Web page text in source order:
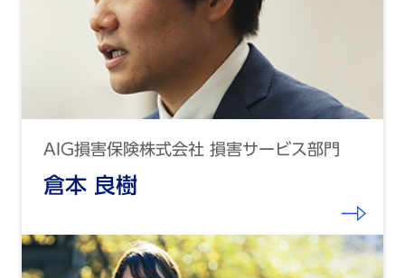
AIG損害保険株式会社 損害サービス部門
倉本 良樹